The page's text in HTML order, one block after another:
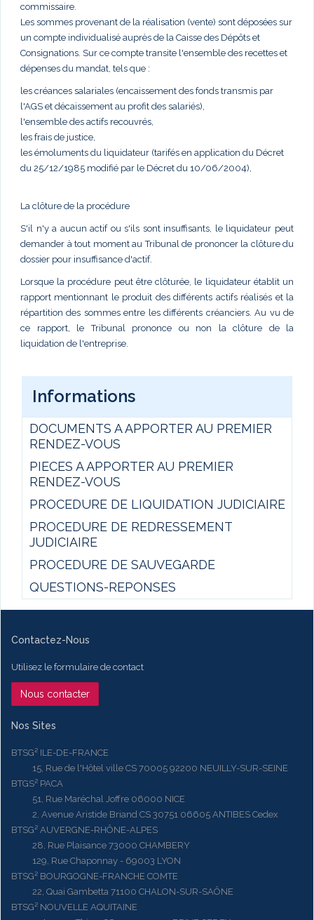
commissaire.
Les sommes provenant de la réalisation (vente) sont déposées sur
un compte individualisé auprès de la Caisse des Dépôts et
Consignations. Sur ce compte transite l'ensemble des recettes et
dépenses du mandat, tels que :
les créances salariales (encaissement des fonds transmis par
l'AGS et décaissement au profit des salariés),
l'ensemble des actifs recouvrés,
les frais de justice,
les émoluments du liquidateur (tarifés en application du Décret
du 25/12/1985 modifié par le Décret du 10/06/2004),
La clôture de la procédure
S'il n'y a aucun actif ou s'ils sont insuffisants, le liquidateur peut
demander à tout moment au Tribunal de prononcer la clôture du
dossier pour insuffisance d'actif.
Lorsque la procédure peut être clôturée, le liquidateur établit un
rapport mentionnant le produit des différents actifs réalisés et la
répartition des sommes entre les différents créanciers. Au vu de
ce rapport, le Tribunal prononce ou non la clôture de la
liquidation de l'entreprise.
Informations
DOCUMENTS A APPORTER AU PREMIER
RENDEZ-VOUS
PIECES A APPORTER AU PREMIER
RENDEZ-VOUS
PROCEDURE DE LIQUIDATION JUDICIAIRE
PROCEDURE DE REDRESSEMENT
JUDICIAIRE
PROCEDURE DE SAUVEGARDE
QUESTIONS-REPONSES
Contactez-Nous
Utilisez le formulaire de contact
Nous contacter
Nos Sites
BTSG² ILE-DE-FRANCE
15, Rue de l'Hôtel ville CS 70005 92200 NEUILLY-SUR-SEINE
BTGS² PACA
51, Rue Maréchal Joffre 06000 NICE
2, Avenue Aristide Briand CS 30751 06605 ANTIBES Cedex
BTSG² AUVERGNE-RHÔNE-ALPES
28, Rue Plaisance 73000 CHAMBERY
129, Rue Chaponnay - 69003 LYON
BTSG² BOURGOGNE-FRANCHE COMTE
22, Quai Gambetta 71100 CHALON-SUR-SAÔNE
BTSG² NOUVELLE AQUITAINE